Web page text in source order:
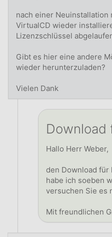
nach einer
VirtualCD wieder
Lizenzschlüssel
Gibt es hier eine andere
wieder herunterzuladen?
Vielen Dank
Download
Hallo Herr Weber,
den Download für
habe ich soeben
versuchen Sie es
Mit freundlichen